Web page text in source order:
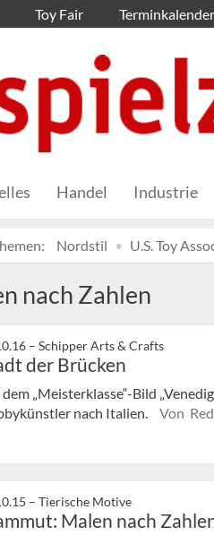
Toy Fair Terminkalender
Handel Industrie
Nordstil U.S. Toy
nach Zahlen
– Schipper Arts & Crafts
der Brücken
„Meisterklasse“-Bild
nach Italien.
Von
– Tierische Motive
Malen nach